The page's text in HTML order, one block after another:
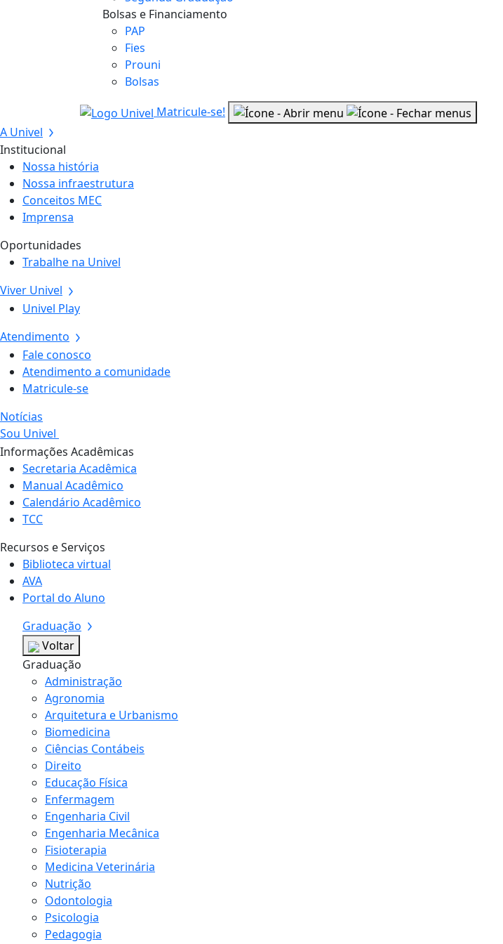
Bolsas e Financiamento
PAP
Fies
Prouni
Bolsas
Matricule-se!
A Univel
Institucional
Nossa história
Nossa infraestrutura
Conceitos MEC
Imprensa
Oportunidades
Trabalhe na Univel
Viver Univel
Univel Play
Atendimento
Fale conosco
Atendimento a comunidade
Matricule-se
Notícias
Sou Univel
Informações Acadêmicas
Secretaria Acadêmica
Manual Acadêmico
Calendário Acadêmico
TCC
Recursos e Serviços
Biblioteca virtual
AVA
Portal do Aluno
Graduação
Voltar
Graduação
Administração
Agronomia
Arquitetura e Urbanismo
Biomedicina
Ciências Contábeis
Direito
Educação Física
Enfermagem
Engenharia Civil
Engenharia Mecânica
Fisioterapia
Medicina Veterinária
Nutrição
Odontologia
Psicologia
Pedagogia